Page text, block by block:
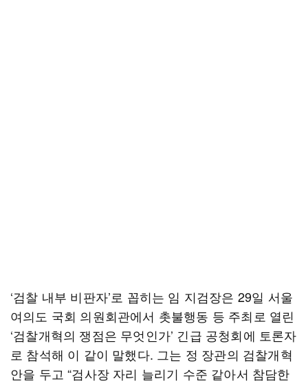
‘검찰 내부 비판자’로 꼽히는 임 지검장은 29일 서울
여의도 국회 의원회관에서 촛불행동 등 주최로 열린
‘검찰개혁의 쟁점은 무엇인가’ 긴급 공청회에 토론자
로 참석해 이 같이 말했다. 그는 정 장관의 검찰개혁
안을 두고 “검사장 자리 늘리기 수준 같아서 참담한